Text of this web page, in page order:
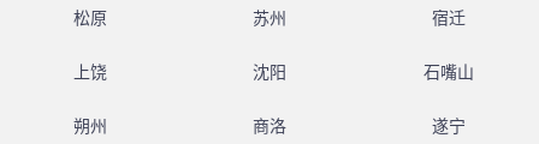
松原 苏州 宿迁
上饶 沈阳 石嘴山
朔州 商洛 遂宁